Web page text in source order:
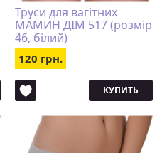
Труси для вагітних
МАМИН ДІМ 517 (розмір
46, білий)
120 грн.
КУПИТЬ